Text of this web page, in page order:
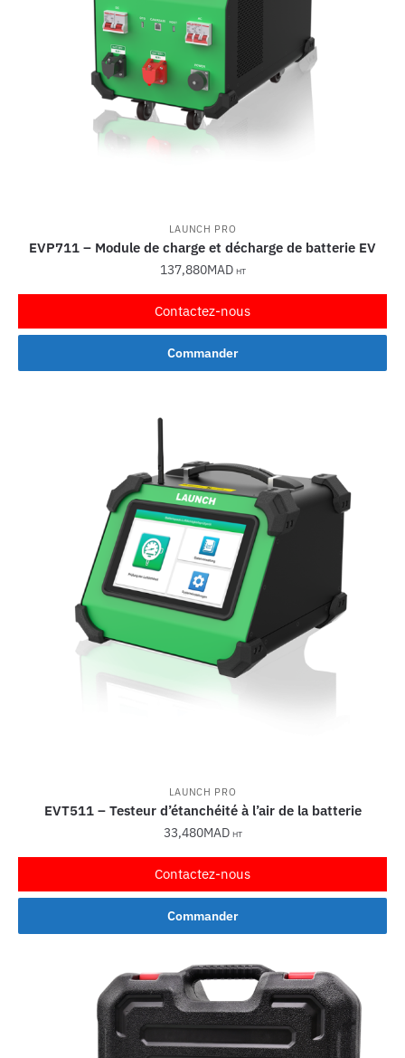
LAUNCH PRO
EVP711 – Module de charge et décharge de batterie EV
137,880MAD HT
Commander
Contactez-nous
LAUNCH PRO
EVT511 – Testeur d’étanchéité à l’air de la batterie
33,480MAD HT
Commander
Contactez-nous